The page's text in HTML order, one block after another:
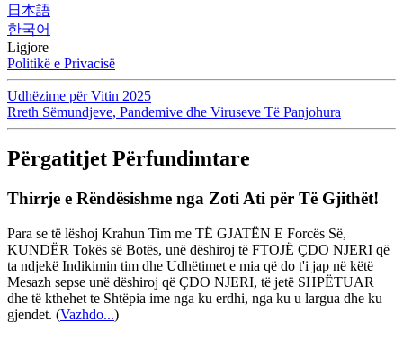
日本語
한국어
Ligjore
Politikë e Privacisë
Udhëzime për Vitin 2025
Rreth Sëmundjeve, Pandemive dhe Viruseve Të Panjohura
Përgatitjet Përfundimtare
Thirrje e Rëndësishme nga Zoti Ati për Të Gjithët!
Para se të lëshoj Krahun Tim me TË GJATËN E Forcës Së,
KUNDËR Tokës së Botës, unë dëshiroj të FTOJË ÇDO NJERI që
ta ndjekë Indikimin tim dhe Udhëtimet e mia që do t'i jap në këtë
Mesazh sepse unë dëshiroj që ÇDO NJERI, të jetë SHPËTUAR
dhe të kthehet te Shtëpia ime nga ku erdhi, nga ku u largua dhe ku
gjendet. (Vazhdo...)